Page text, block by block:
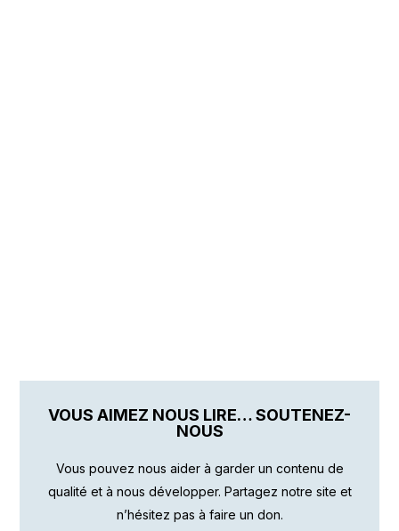
VOUS AIMEZ NOUS LIRE… SOUTENEZ-
NOUS
Vous pouvez nous aider à garder un contenu de
qualité et à nous développer. Partagez notre site et
n’hésitez pas à faire un don.